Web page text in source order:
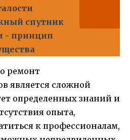
спутник
- принцип
ремонт
является сложной
определенных знаний и
опыта,
к профессионалам,